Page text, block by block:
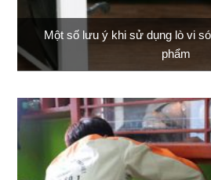
Một số lưu ý khi sử dụng lò vi
phẩm